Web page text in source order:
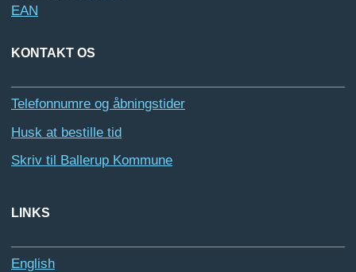
EAN
KONTAKT OS
Telefonnumre og åbningstider
Husk at bestille tid
Skriv til Ballerup Kommune
LINKS
English